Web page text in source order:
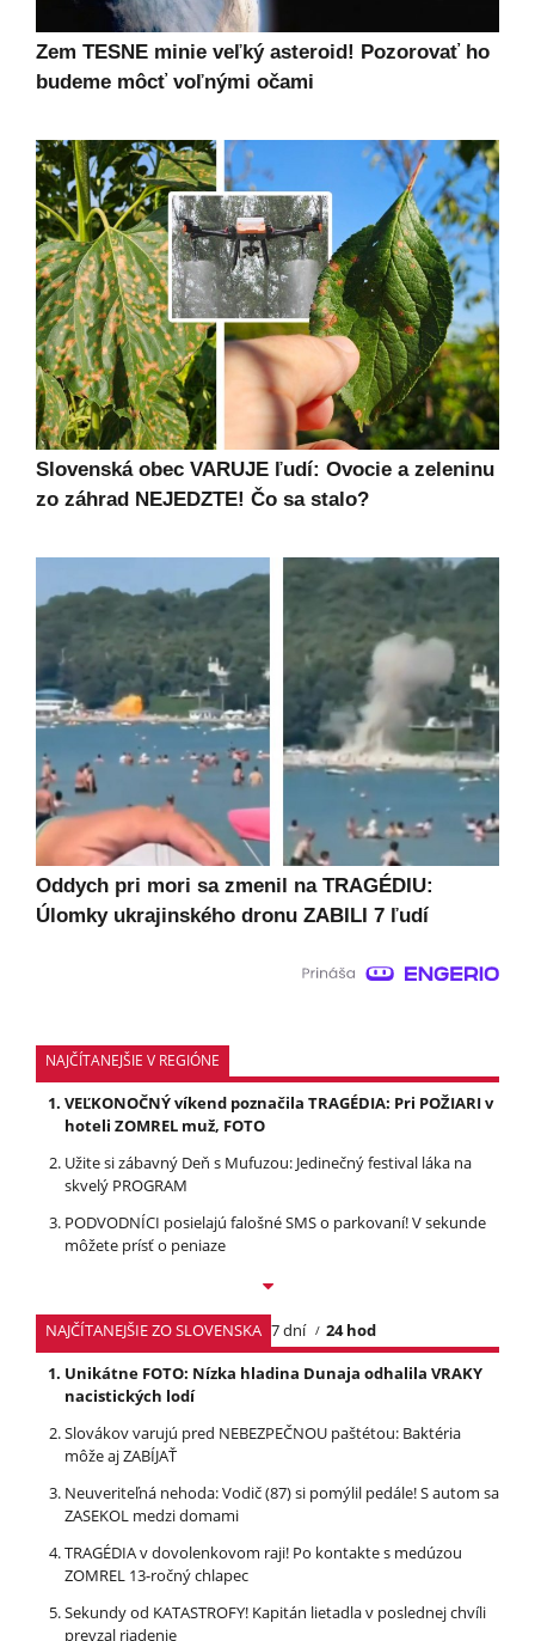
Zem TESNE minie veľký asteroid! Pozorovať ho
budeme môcť voľnými očami
Slovenská obec VARUJE ľudí: Ovocie a zeleninu
zo záhrad NEJEDZTE! Čo sa stalo?
Oddych pri mori sa zmenil na TRAGÉDIU:
Úlomky ukrajinského dronu ZABILI 7 ľudí
NAJČÍTANEJŠIE V REGIÓNE
VEĽKONOČNÝ víkend poznačila TRAGÉDIA: Pri POŽIARI v
hoteli ZOMREL muž, FOTO
Užite si zábavný Deň s Mufuzou: Jedinečný festival láka na
skvelý PROGRAM
PODVODNÍCI posielajú falošné SMS o parkovaní! V sekunde
môžete prísť o peniaze
NAJČÍTANEJŠIE ZO SLOVENSKA 7 dní
24 hod
Unikátne FOTO: Nízka hladina Dunaja odhalila VRAKY
nacistických lodí
Slovákov varujú pred NEBEZPEČNOU paštétou: Baktéria
môže aj ZABÍJAŤ
Neuveriteľná nehoda: Vodič (87) si pomýlil pedále! S autom sa
ZASEKOL medzi domami
TRAGÉDIA v dovolenkovom raji! Po kontakte s medúzou
ZOMREL 13-ročný chlapec
Sekundy od KATASTROFY! Kapitán lietadla v poslednej chvíli
prevzal riadenie